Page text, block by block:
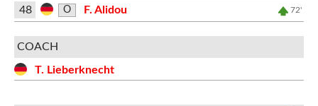
48 O F. Alidou 72'
COACH
T. Lieberknecht